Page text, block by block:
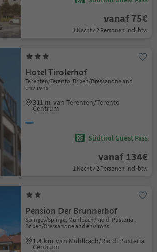
vanaf 75€
1 Nacht / 2 Personen Incl. btw
Hotel Tirolerhof
Terenten/Terento, Brixen/Bressanone and
environs
311 m van Terenten/Terento
Centrum
Südtirol Guest Pass
vanaf 134€
1 Nacht / 2 Personen Incl. btw
Pension Der Brunnerhof
Spinges/Spinga, Mühlbach/Rio di Pusteria,
Brixen/Bressanone and environs
1.4 km van Mühlbach/Rio di Pusteria
Centrum